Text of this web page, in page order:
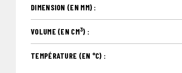
DIMENSION (EN MM) :
VOLUME (EN CM3) :
TEMPÉRATURE (EN °C) :